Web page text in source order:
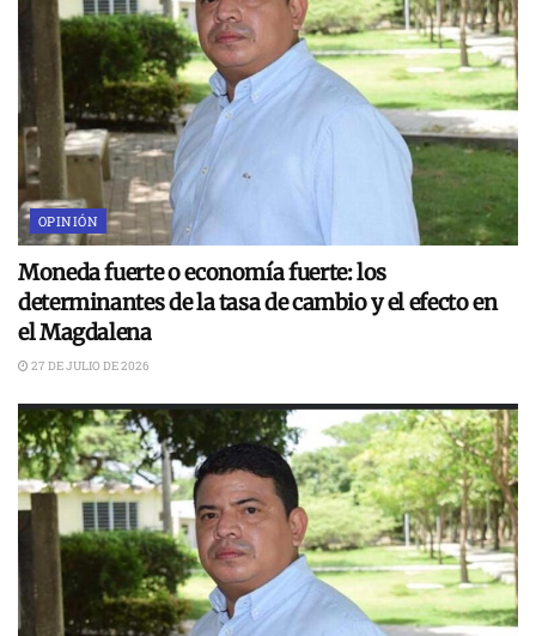
OPINIÓN
Moneda fuerte o economía fuerte: los
determinantes de la tasa de cambio y el efecto en
el Magdalena
27 DE JULIO DE 2026